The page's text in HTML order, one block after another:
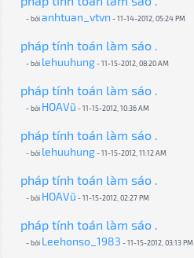
- bởianhtuan_vtvn - 11-14-2012, 05:24 PM
pháp tính toán làm sáo .
- bởi lehuuhung- 11-15-2012, 08:20 AM
pháp tính toán làm sáo .
- bởi HOAVũ - 11-15-2012, 10:36 AM
pháp tính toán làm sáo .
- bởi lehuuhung- 11-15-2012, 11:12 AM
pháp tính toán làm sáo .
- bởi HOAVũ - 11-15-2012, 02:27 PM
pháp tính toán làm sáo .
- bởi Leehonso_1983 - 11-15-2012, 03:13 PM